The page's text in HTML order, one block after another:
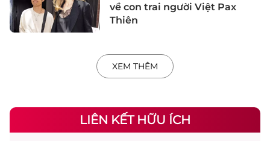
về con trai người Việt Pax
Thiên
XEM THÊM
LIÊN KẾT HỮU ÍCH